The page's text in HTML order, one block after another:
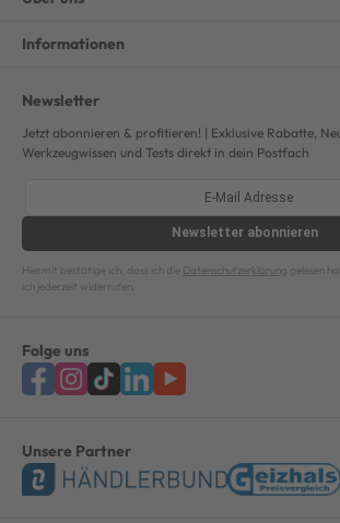
Informationen
Newsletter
Jetzt abonnieren & profitieren! | Exklusive Rabatte,
Werkzeugwissen und Tests direkt in dein Postfach
Newsletter abonnieren
Hiermit bestätige ich, dass ich die Datenschutzerklärung gelesen
ich jederzeit widerrufen.
Folge uns
Unsere Partner